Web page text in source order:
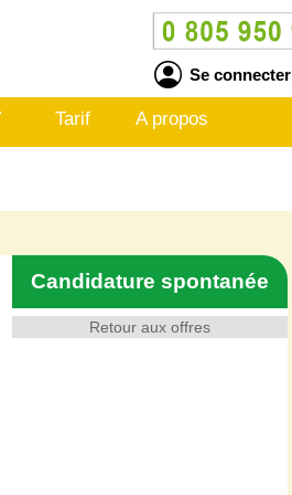
Se connecter
Tarif A propos
Retour aux offres
Candidature spontanée